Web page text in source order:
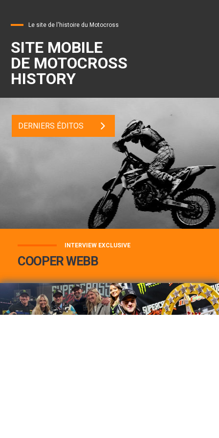
Le site de l'histoire du Motocross
SITE MOBILE
DE MOTOCROSS
HISTORY
DERNIERS ÉDITOS
INTERVIEW EXCLUSIVE
COOPER WEBB